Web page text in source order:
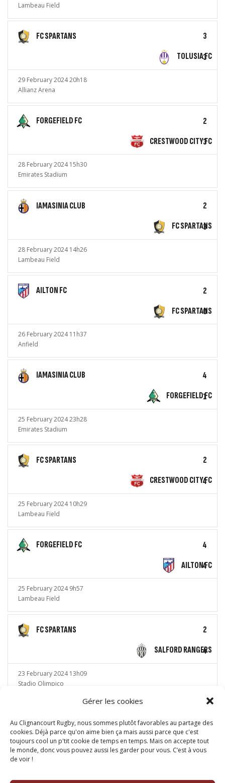
Gérer les cookies
Au Clignancourt Rugby, nous sommes plutôt favorables au partage des
cookies. Déjà parce qu'on aime bien ça mais aussi parce que c'est
toujours cool un p'tit cookie de temps en temps. Mais on accepte tout
le monde, donc vous pouvez aussi les garder pour vous. C’est à vous
de voir !
Lambeau Field
FC SPARTANS
3
TOLUSIA FC
3
29 February 2024 20h18
Allianz Arena
FORGEFIELD FC
2
CRESTWOOD CITY FC
3
28 February 2024 15h30
Emirates Stadium
IAMASINIA CLUB
2
FC SPARTANS
3
28 February 2024 14h26
Lambeau Field
AILTON FC
2
FC SPARTANS
0
26 February 2024 11h37
Anfield
IAMASINIA CLUB
4
FORGEFIELD FC
1
25 February 2024 23h28
Emirates Stadium
FC SPARTANS
2
CRESTWOOD CITY FC
4
25 February 2024 10h29
Lambeau Field
FORGEFIELD FC
4
AILTON FC
4
25 February 2024 9h57
Lambeau Field
FC SPARTANS
2
SALFORD RANGERS
4
23 February 2024 13h09
Stadio Olimpico
POSTS
NAVIGATION
1 2 3 …